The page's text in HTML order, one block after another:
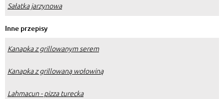
Sałatka jarzynowa
Inne przepisy
Kanapka z grillowanym serem
Kanapka z grillowaną wołowiną
Lahmacun - pizza turecka